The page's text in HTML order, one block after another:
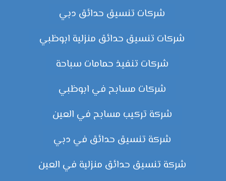
شركات تنسيق حدائق دبي
شركات تنسيق حدائق منزلية ابوظبي
شركات تنفيذ حمامات سباحة
شركات مسابح في ابوظبي
شركة تركيب مسابح في العين
شركة تنسيق حدائق في دبي
شركة تنسيق حدائق منزلية في العين